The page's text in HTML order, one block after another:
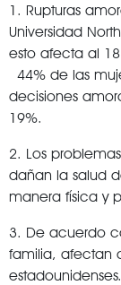
1. Rupturas
Universidad
esto afecta al
44% de las
decisiones
19%.
2. Los
dañan la salud
manera física y
3. De acuerdo
familia, afectan
estadounidenses.